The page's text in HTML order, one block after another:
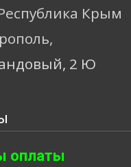
Крым
2 Ю
оплаты